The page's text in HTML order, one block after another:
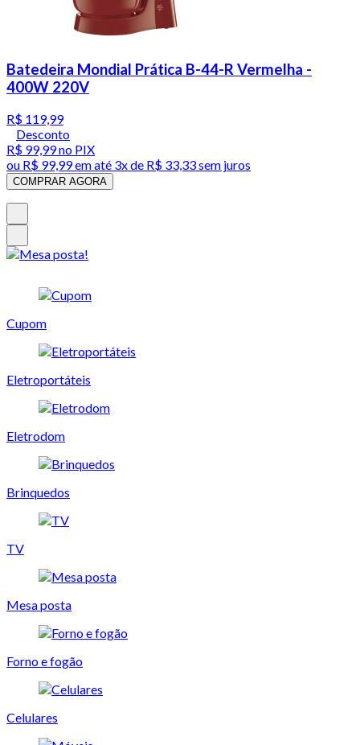
Batedeira Mondial Prática B-44-R Vermelha -
400W 220V
R$ 119,99
Desconto
R$ 99,99no PIX
ou R$ 99,99em até 3x de R$ 33,33 sem juros
COMPRAR AGORA
Cupom
Eletroportáteis
Eletrodom
Brinquedos
TV
Mesa posta
Forno e fogão
Celulares